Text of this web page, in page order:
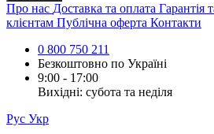
Про нас Доставка та оплата Гарантія
клієнтам Публічна оферта Контакти
0 800 750 211
Безкоштовно по Україні
9:00 - 17:00
Вихідні: субота та неділя
Рус Укр